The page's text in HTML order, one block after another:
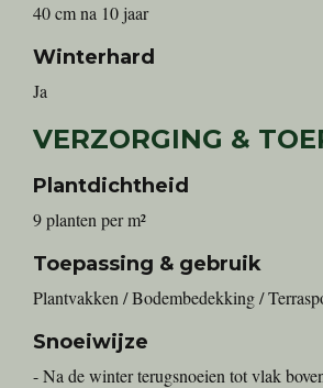
40 cm na 10 jaar
Winterhard
Ja
VERZORGING &
Plantdichtheid
9 planten per m²
Toepassing & gebruik
Plantvakken / Bodembedekking /
Snoeiwijze
- Na de winter terugsnoeien tot vlak